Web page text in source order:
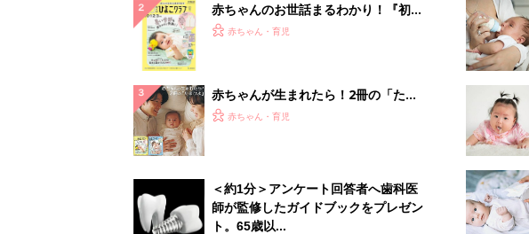
赤ちゃんのお世話まるわかり！『初め
てのひよこクラブ 夏号』〈巻頭大特
解決テク
赤ちゃん・育児
赤ちゃんが生まれたら！2冊の「たま
ひよ」
赤ちゃん・育児
＜約1分＞アンケート回答者へ歯科医
師が監修したガイドブックをプレゼン
ト。65歳以...